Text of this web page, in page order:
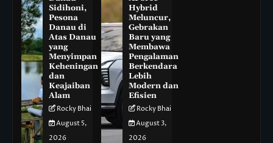
Sidihoni,
Pesona
Danau di
Atas Danau
yang
Menyimpan
Keheningan
dan
Keajaiban
Alam
Rocky Bhai
August 5,
2026
Hybrid
Meluncur,
Gebrakan
Baru yang
Membawa
Pengalaman
Berkendara
Lebih
Modern dan
Efisien
Rocky Bhai
August 3,
2026